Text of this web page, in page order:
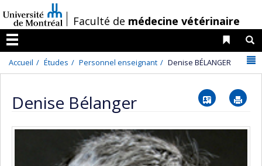
au
contenu
/Faculté de médecine vétérinaire
Menu
Liens
Accueil Études Personnel enseignant Denise BÉLANGER
Denise Bélanger Vcard